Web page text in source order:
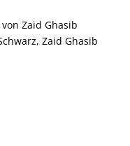
Zaid Ghasib
Zaid Ghasib